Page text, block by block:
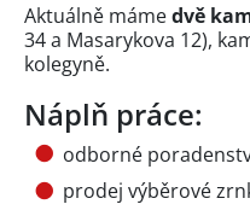
Aktuálně mámedvě
34 a Masarykova 12),
kolegyně.
Náplň práce:
odborné
prodej výběrové